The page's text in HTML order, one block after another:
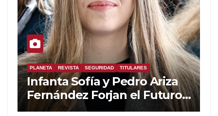
PLANETA REVISTA SEGURIDAD TITULARES
Infanta Sofía y Pedro Ariza
Fernández Forjan el Futuro
de la Soberanía Real